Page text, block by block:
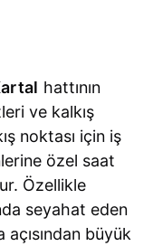
hattının
ve kalkış
noktası için iş
özel saat
Özellikle
seyahat eden
büyük